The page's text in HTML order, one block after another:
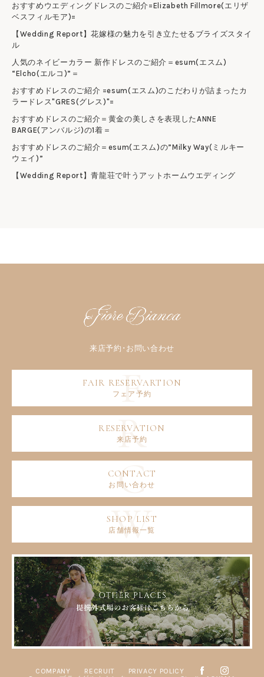
おすすめウエディングドレスのご紹介=Elizabeth Fillmore(エリザ
ベスフィルモア)=
【Wedding Report】花嫁様の魅力を引き立たせるブライズスタイ
ル
人気のネイビーカラー 新作ドレスのご紹介＝esum(エスム)
“Elcho(エルコ)”＝
おすすめドレスのご紹介 =esum(エスム)のこだわりが詰まったカ
ラードレス"GRES(グレス)"=
おすすめドレスのご紹介＝黄金の美しさを表現したANNE
BARGE(アンバルジ)の1着＝
おすすめドレスのご紹介＝esum(エスム)の”Milky Way(ミルキー
ウェイ)”
【Wedding Report】青龍荘で叶うアットホームウエディング
フェア予約
来店予約
お問い合わせ
店舗情報一覧
COMPANY RECRUIT
PRIVACY POLICY